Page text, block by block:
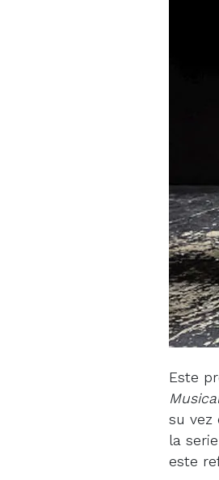
Este
su vez
la
este